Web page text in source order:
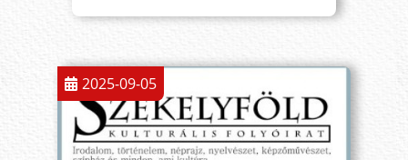
2025-09-05